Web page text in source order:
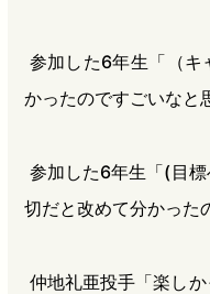
参加した6年生「（キ
かったのですごいなと
参加した6年生「(目
切だと改めて分かった
仲地礼亜投手「楽し